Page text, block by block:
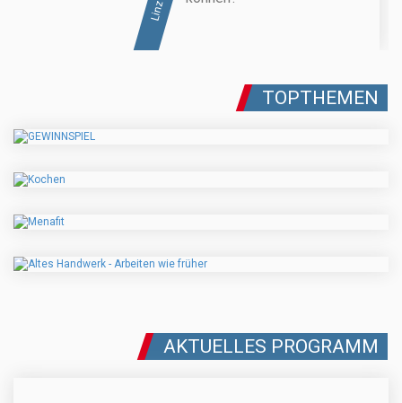
Linz
TOPTHEMEN
AKTUELLES PROGRAMM